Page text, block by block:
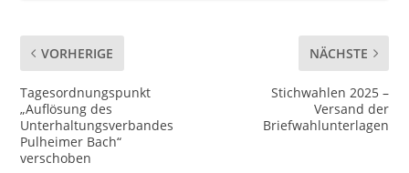
VORHERIGE
Tagesordnungspunkt
„Auflösung des
Unterhaltungsverbandes
Pulheimer Bach“
verschoben
NÄCHSTE
Stichwahlen 2025 –
Versand der
Briefwahlunterlagen